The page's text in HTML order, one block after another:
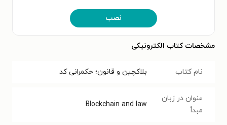
نصب
مشخصات کتاب الکترونیکی
نام کتاب بلاکچین و قانون؛ حکمرانی کد
عنوان در زبان
مبدأ
Blockchain and law